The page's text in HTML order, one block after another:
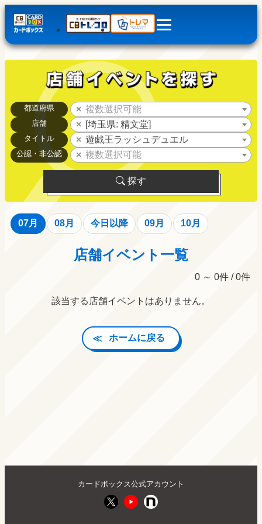
都道府県 複数選択可能
店舗 [埼玉県: 精文堂]
タイトル 遊戯王ラッシュデュエル
公認・非公認 複数選択可能
探す
07月 08月 今日以降 09月 10月
店舗イベント一覧
0 ～ 0件 / 0件
該当する店舗イベントはありません。
ホームに戻る
カードボックス公式アカウント